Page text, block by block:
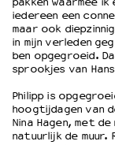
iedereen een
maar ook
in mijn verleden
ben opgegroeid.
sprookjes van
Philipp is
hoogtijdagen van
Nina Hagen, met
natuurlijk de